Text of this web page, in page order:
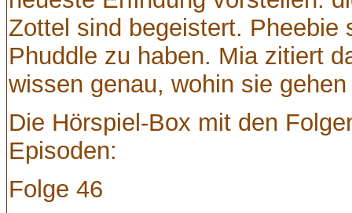
Zottel sind begeistert.
Phuddle zu haben. Mia zitiert
wissen genau, wohin sie
Die Hörspiel-Box mit den
Episoden:
Folge 46